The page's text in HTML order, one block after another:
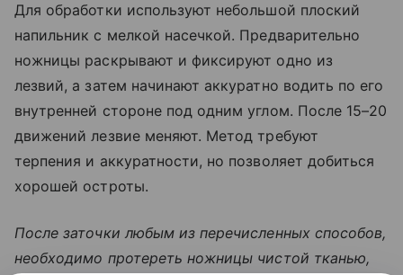
Для обработки используют небольшой плоский
напильник с мелкой насечкой. Предварительно
ножницы раскрывают и фиксируют одно из
лезвий, а затем начинают аккуратно водить по его
внутренней стороне под одним углом. После 15–20
движений лезвие меняют. Метод требуют
терпения и аккуратности, но позволяет добиться
хорошей остроты.
После заточки любым из перечисленных способов,
необходимо протереть ножницы чистой тканью,